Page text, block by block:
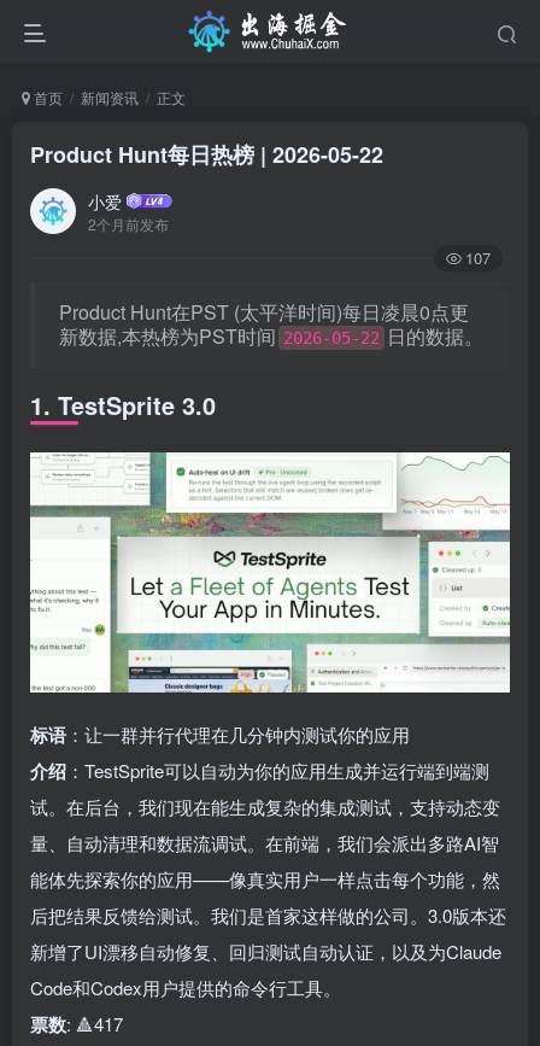
首页 新闻资讯 正文
Product Hunt每日热榜 | 2026-05-22
小爱
2个月前发布
107
Product Hunt在PST (太平洋时间)每日凌晨0点更
新数据,本热榜为PST时间 2026-05-22 日的数据。
1. TestSprite 3.0
标语 ：让一群并行代理在几分钟内测试你的应用
介绍 ：TestSprite可以自动为你的应用生成并运行端到端测
试。在后台，我们现在能生成复杂的集成测试，支持动态变
量、自动清理和数据流调试。在前端，我们会派出多路AI智
能体先探索你的应用——像真实用户一样点击每个功能，然
后把结果反馈给测试。我们是首家这样做的公司。3.0版本还
新增了UI漂移自动修复、回归测试自动认证，以及为Claude
Code和Codex用户提供的命令行工具。
票数: 🔺417